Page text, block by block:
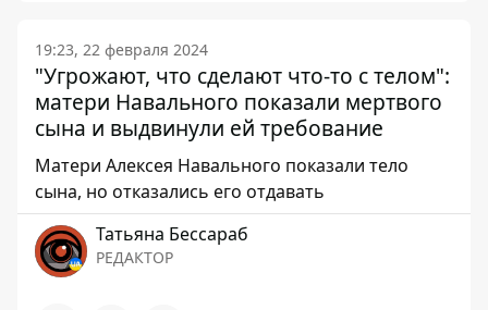
19:23, 22 февраля 2024
"Угрожают, что сделают что-то с телом":
матери Навального показали мертвого
сына и выдвинули ей требование
Матери Алексея Навального показали тело
сына, но отказались его отдавать
Татьяна Бессараб
РЕДАКТОР